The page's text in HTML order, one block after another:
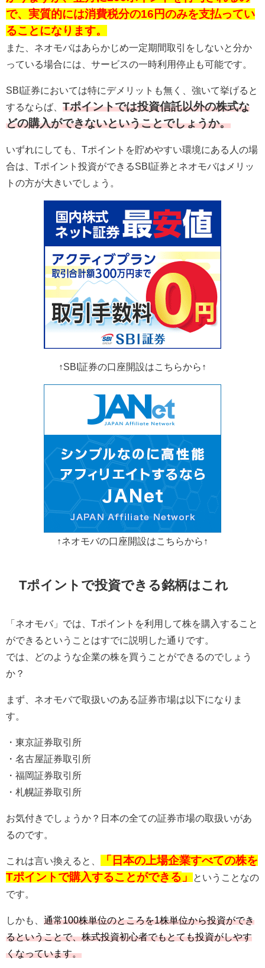
で、実質的には消費税分の16円のみを支払ってい
ることになります。
また、ネオモバはあらかじめ一定期間取引をしないと分か
っている場合には、サービスの一時利用停止も可能です。
SBI証券においては特にデメリットも無く、強いて挙げると
するならば、 Tポイントでは投資信託以外の株式な
どの購入ができないということでしょうか。
いずれにしても、Tポイントを貯めやすい環境にある人の場
合は、Tポイント投資ができるSBI証券とネオモバはメリッ
トの方が大きいでしょう。
↑SBI証券の口座開設はこちらから↑
↑ネオモバの口座開設はこちらから↑
Tポイントで投資できる銘柄はこれ
「ネオモバ」では、Tポイントを利用して株を購入すること
ができるということはすでに説明した通りです。
では、どのような企業の株を買うことができるのでしょう
か？
まず、ネオモバで取扱いのある証券市場は以下になりま
す。
・東京証券取引所
・名古屋証券取引所
・福岡証券取引所
・札幌証券取引所
お気付きでしょうか？日本の全ての証券市場の取扱いがあ
るのです。
これは言い換えると、
「日本の上場企業すべての株を
Tポイントで購入することができる 」
ということなの
です。
しかも、 通常100株単位のところを1株単位から投資ができ
るということで、株式投資初心者でもとても投資がしやす
くなっています。